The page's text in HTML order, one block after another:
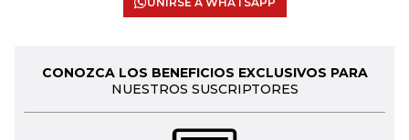
CONOZCA LOS BENEFICIOS EXCLUSIVOS PARA
NUESTROS SUSCRIPTORES